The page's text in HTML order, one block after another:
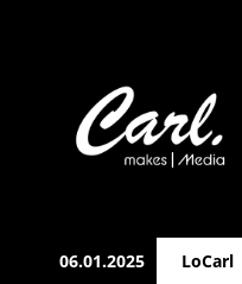
06.01.2025 LoCarl